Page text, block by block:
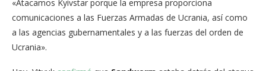
«Atacamos Kyivstar porque la empresa proporciona
comunicaciones a las Fuerzas Armadas de Ucrania, así como
a las agencias gubernamentales y a las fuerzas del orden de
Ucrania».